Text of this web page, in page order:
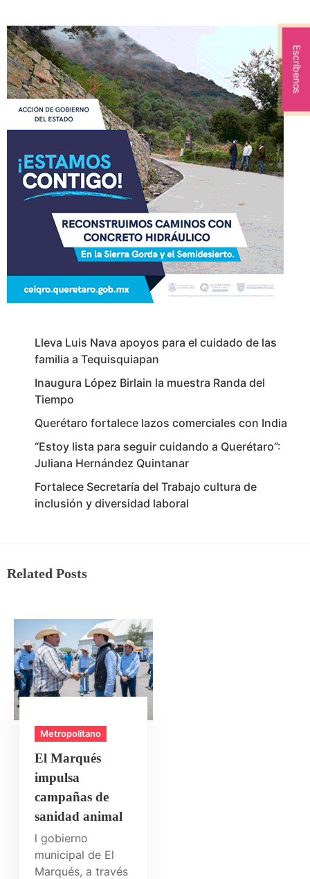
Lleva Luis Nava apoyos para el cuidado de las
familia a Tequisquiapan
Inaugura López Birlain la muestra Randa del
Tiempo
Querétaro fortalece lazos comerciales con India
“Estoy lista para seguir cuidando a Querétaro”:
Juliana Hernández Quintanar
Fortalece Secretaría del Trabajo cultura de
inclusión y diversidad laboral
Related Posts
Metropolitano
El Marqués
impulsa
campañas de
sanidad animal
l gobierno
municipal de El
Marqués, a través
Escríbenos